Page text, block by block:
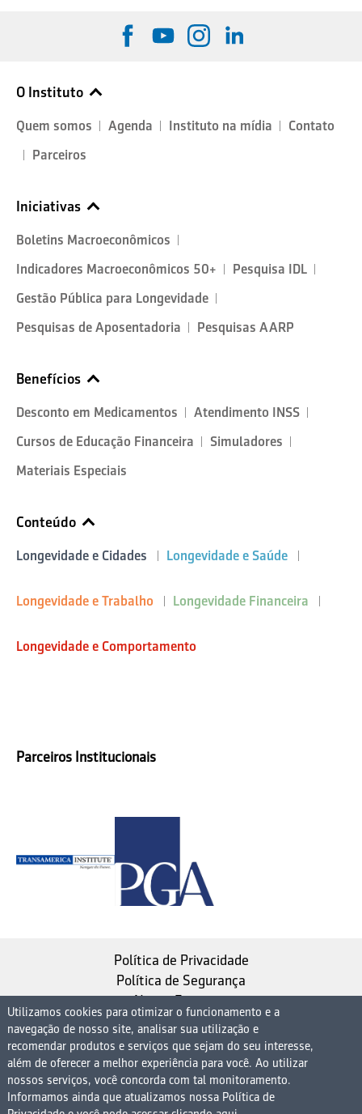
O Instituto
Quem somos Agenda Instituto na mídia
Contato
Parceiros
Iniciativas
Boletins Macroeconômicos
Indicadores Macroeconômicos 50+
Pesquisa IDL
Gestão Pública para Longevidade
Pesquisas de Aposentadoria
Pesquisas AARP
Benefícios
Desconto em Medicamentos
Atendimento INSS
Cursos de Educação Financeira
Simuladores
Materiais Especiais
Conteúdo
Longevidade e Cidades Longevidade e Saúde
Longevidade e Trabalho Longevidade Financeira
Longevidade e Comportamento
Parceiros Institucionais
Política de Privacidade
Política de Segurança
Nosso Estatuto
Instituto de Longevidade MAG, uma empresa do
Grupo MAG
| CNPJ 08.474.765/0001-75
Avenida Presidente Juscelino Kubitschek, 1830, 15º
Utilizamos cookies para otimizar o funcionamento e a
navegação de nosso site, analisar sua utilização e
recomendar produtos e serviços que sejam do seu interesse,
além de oferecer a melhor experiência para você. Ao utilizar
nossos serviços, você concorda com tal monitoramento.
Informamos ainda que atualizamos nossa Política de